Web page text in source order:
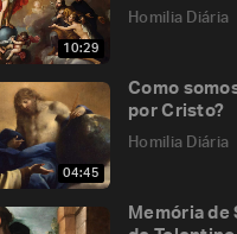
10:29
Homilia Diária
04:45
Como
por Cristo?
Homilia Diária
Memória de